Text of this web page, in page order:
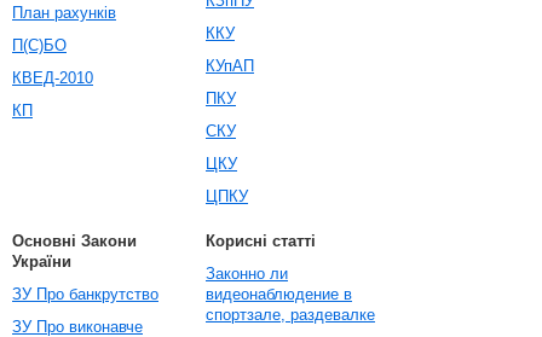
План рахунків
П(С)БО
КВЕД-2010
КП
ККУ
КУпАП
ПКУ
СКУ
ЦКУ
ЦПКУ
Основні Закони
України
ЗУ Про банкрутство
ЗУ Про виконавче
Корисні статті
Законно ли
видеонаблюдение в
спортзале, раздевалке